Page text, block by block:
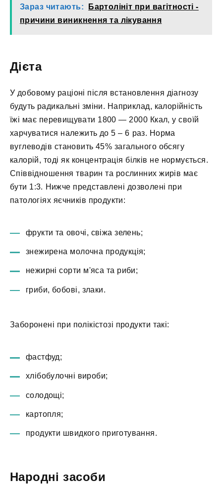
Зараз читають:
Бартолініт при вагітності -
причини виникнення та лікування
Дієта
У добовому раціоні після встановлення діагнозу
будуть радикальні зміни. Наприклад, калорійність
їжі має перевищувати 1800 — 2000 Ккал, у своїй
харчуватися належить до 5 – 6 раз. Норма
вуглеводів становить 45% загального обсягу
калорій, тоді як концентрація білків не нормується.
Співвідношення тварин та рослинних жирів має
бути 1:3. Нижче представлені дозволені при
патологіях яєчників продукти:
фрукти та овочі, свіжа зелень;
знежирена молочна продукція;
нежирні сорти м'яса та риби;
гриби, бобові, злаки.
Заборонені при полікістозі продукти такі:
фастфуд;
хлібобулочні вироби;
солодощі;
картопля;
продукти швидкого приготування.
Народні засоби